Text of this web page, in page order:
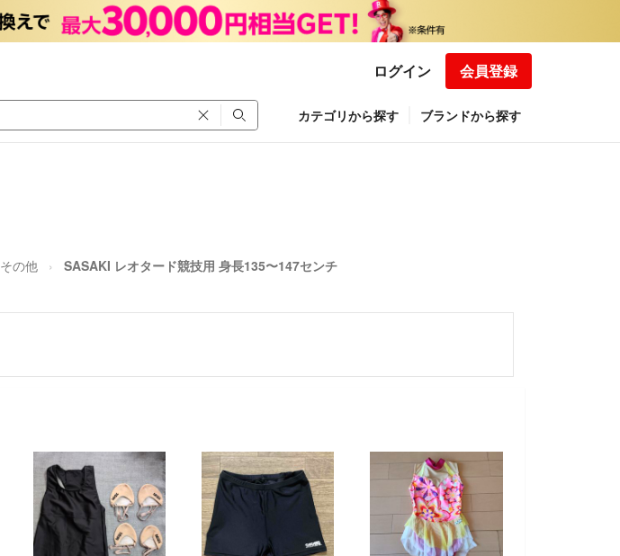
ログイン 会員登録
カテゴリから探す ブランドから探す
その他 SASAKI レオタード競技用 身長135〜147センチ